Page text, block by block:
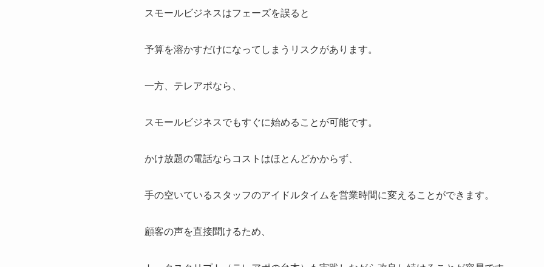
スモールビジネスはフェーズを誤ると
予算を溶かすだけになってしまうリスクがあります。
一方、テレアポなら、
スモールビジネスでもすぐに始めることが可能です。
かけ放題の電話ならコストはほとんどかからず、
手の空いているスタッフのアイドルタイムを営業時間に変えることができます。
顧客の声を直接聞けるため、